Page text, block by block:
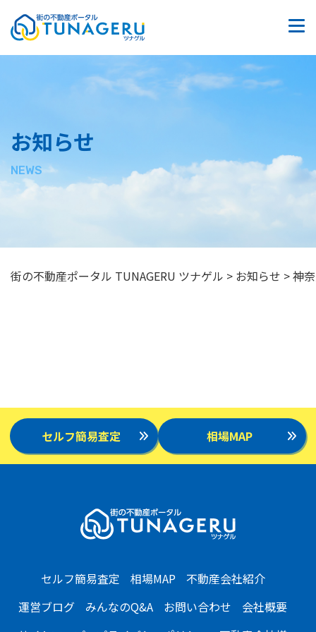
質問掲示板
お問い合わせ
プライバシーポリシー
セルフ簡易査定 相場MAP
お知らせ
NEWS
街の不動産ポータル TUNAGERU ツナゲル > お知らせ >神
セルフ簡易査定 相場MAP
不動産会社紹介
運営ブログ
みんなのQ&A お問い合わせ
会社概要